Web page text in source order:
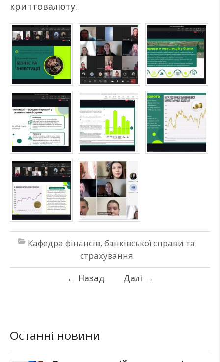
криптовалюту.
Кафедра фінансів, банківської справи та
страхування
← Назад Далі →
Останні новини